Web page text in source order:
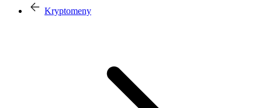
Kryptomeny